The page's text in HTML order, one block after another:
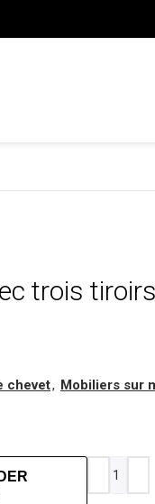
trois tiroirs
chevet, Mobiliers sur